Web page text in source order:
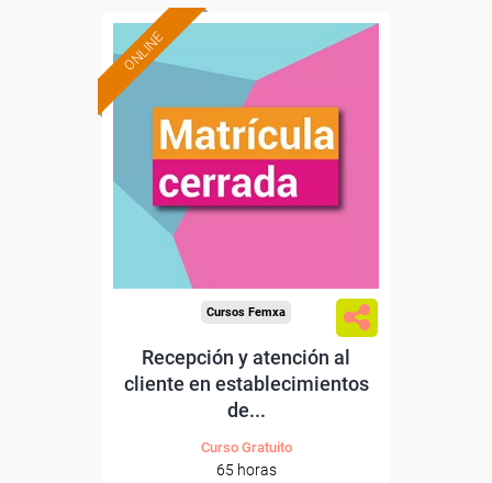
ONLINE
Cursos Femxa
Recepción y atención al
cliente en establecimientos
de...
Curso Gratuito
65 horas